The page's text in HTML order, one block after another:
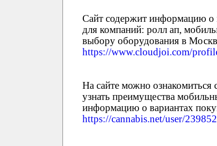
Сайт содержит информацию о
для компаний: ролл ап,
выбору оборудования в
https://www.cloudjoi.com/
На сайте можно
узнать преимущества
информацию о вариантах
https://cannabis.net/user/239852